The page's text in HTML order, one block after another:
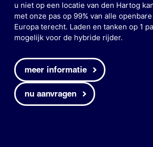
u niet op een locatie van den Hartog
met onze pas op 99% van alle
Europa terecht. Laden en tanken op 1
mogelijk voor de hybride rijder.
meer informatie
nu aanvragen